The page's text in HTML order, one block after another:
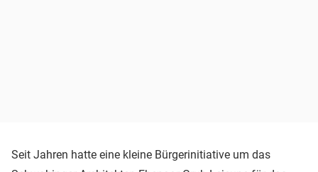
Seit Jahren hatte eine kleine Bürgerinitiative um das